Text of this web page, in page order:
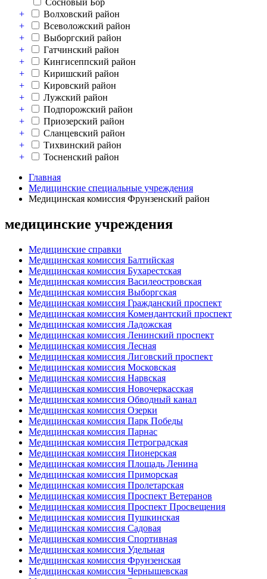
+
Волховский район
+
Всеволожский район
+
Выборгский район
+
Гатчинский район
+
Кингисеппский район
+
Киришский район
+
Кировский район
+
Лужский район
+
Подпорожский район
+
Приозерский район
+
Сланцевский район
+
Тихвинский район
+
Тосненский район
Главная
Медицинские специальные учреждения
Медицинская комиссия Фрунзенский район
медицинские учреждения
Медицинские справки
Медицинская комиссия Балтийская
Медицинская комиссия Бухарестская
Медицинская комиссия Василеостровская
Медицинская комиссия Выборгская
Медицинская комиссия Гражданский проспект
Медицинская комиссия Комендантский проспект
Медицинская комиссия Ладожская
Медицинская комиссия Ленинский проспект
Медицинская комиссия Лесная
Медицинская комиссия Лиговский проспект
Медицинская комиссия Московская
Медицинская комиссия Нарвская
Медицинская комиссия Новочеркасская
Медицинская комиссия Обводный канал
Медицинская комиссия Озерки
Медицинская комиссия Парк Победы
Медицинская комиссия Парнас
Медицинская комиссия Петроградская
Медицинская комиссия Пионерская
Медицинская комиссия Площадь Ленина
Медицинская комиссия Приморская
Медицинская комиссия Пролетарская
Медицинская комиссия Проспект Ветеранов
Медицинская комиссия Проспект Просвещения
Медицинская комиссия Пушкинская
Медицинская комиссия Садовая
Медицинская комиссия Спортивная
Медицинская комиссия Удельная
Медицинская комиссия Фрунзенская
Медицинская комиссия Чернышевская